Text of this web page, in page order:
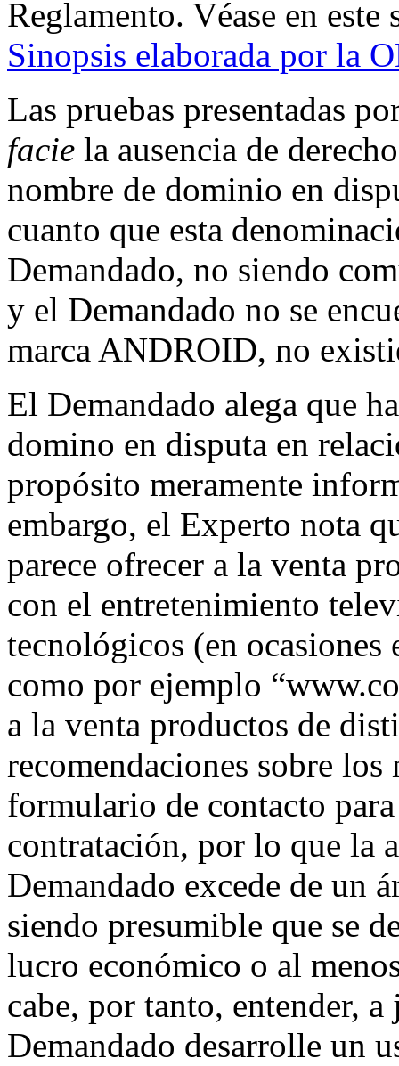
Reglamento. Véase en
Sinopsis elaborada por la
Las pruebas presentadas
facie la ausencia de
nombre de dominio en
cuanto que esta
Demandado, no siendo
y el Demandado no se
marca ANDROID, no
El Demandado alega que
domino en disputa en
propósito meramente
embargo, el Experto nota
parece ofrecer a la venta
con el entretenimiento
tecnológicos (en ocasiones
como por ejemplo
a la venta productos de
recomendaciones sobre
formulario de contacto
contratación, por lo que la
Demandado excede de un
siendo presumible que se
lucro económico o al
cabe, por tanto, entender,
Demandado desarrolle un